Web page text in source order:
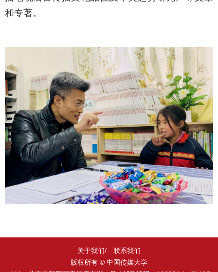
和专著。
关于我们/
联系我们
版权所有 © 中国传媒大学